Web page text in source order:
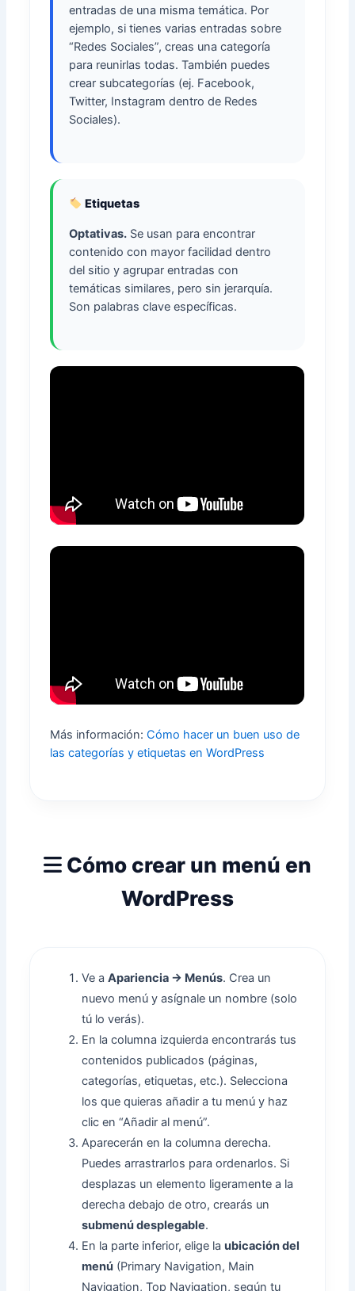
entradas de una misma temática. Por
ejemplo, si tienes varias entradas sobre
“Redes Sociales”, creas una categoría
para reunirlas todas. También puedes
crear subcategorías (ej. Facebook,
Twitter, Instagram dentro de Redes
Sociales).
Etiquetas
Optativas. Se usan para encontrar
contenido con mayor facilidad dentro
del sitio y agrupar entradas con
temáticas similares, pero sin jerarquía.
Son palabras clave específicas.
Más información:Cómo hacer un buen uso de
las categorías y etiquetas en WordPress
Cómo crear un menú en
WordPress
Ve aApariencia → Menús. Crea un
nuevo menú y asígnale un nombre (solo
tú lo verás).
En la columna izquierda encontrarás tus
contenidos publicados (páginas,
categorías, etiquetas, etc.). Selecciona
los que quieras añadir a tu menú y haz
clic en “Añadir al menú”.
Aparecerán en la columna derecha.
Puedes arrastrarlos para ordenarlos. Si
desplazas un elemento ligeramente a la
derecha debajo de otro, crearás un
submenú desplegable.
En la parte inferior, elige laubicación del
menú (Primary Navigation, Main
Navigation, Top Navigation, según tu